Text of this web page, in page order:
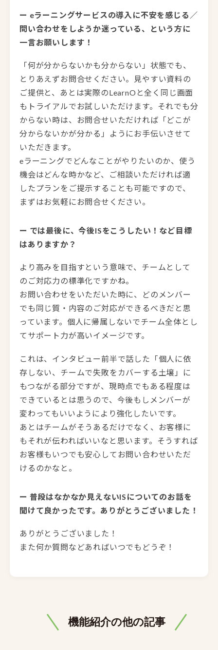
ー eラーニングサービスの導入に不安を感じる／
問い合わせをしようか迷っている、という方に
一言お願いします！
「何が分からないかも分からない」状態でも、
とりあえずお問合せください。見やすい資料の
ご提供と、あとは実際のLearnOと全く同じ画面
もトライアルでお試しいただけます。それでも分
からない時は、お問合せいただければ「どこが
分からないかが分かる」ようにお手伝いさせて
いただきます。
eラーニングでどんなことがやりたいのか、使う
機会はどんな時かなど、ご相談いただければ適
したプランをご提示することも可能ですので、
まずはお気軽にお問合せください。
ー では最後に、今後ISをこうしたい！など目標
はありますか？
より高みを目指すという意味で、チームとして
のご対応力の標準化ですかね。
お問い合わせをいただいた時に、どのメンバー
でも同じ質・内容のご対応ができるべきだと思
っています。個人に帰属しないでチーム全体とし
てサポート力が高いイメージです。
これは、インタビュー前半で話した「個人に依
存しない、チームで失敗をカバーする土壌」に
もつながる部分ですが、現時点でもある程度は
できているとは思うので、今後もしメンバーが
変わってもいいようにより強化したいです。
あとはチームがそうあるだけでなく、お客様に
もそれが伝わればいいなと思います。そうすれば
お客様もいつでも安心してお問い合わせいただ
けるのかなと。
ー 普段はなかなか見えないISについてのお話を
聞けて良かったです。ありがとうございました！
ありがとうございました！
また何か質問などあればいつでもどうぞ！
機能紹介の他の記事